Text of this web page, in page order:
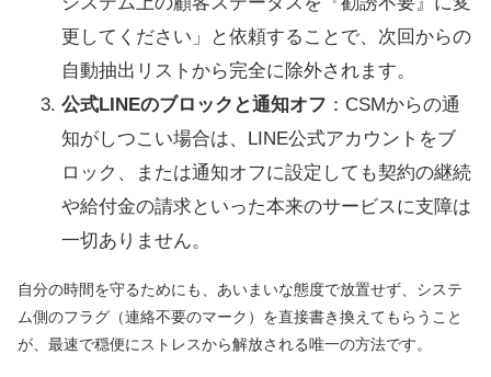
更してください」と依頼することで、次回からの
自動抽出リストから完全に除外されます。
公式LINEのブロックと通知オフ ：CSMからの通
知がしつこい場合は、LINE公式アカウントをブ
ロック、または通知オフに設定しても契約の継続
や給付金の請求といった本来のサービスに支障は
一切ありません。
自分の時間を守るためにも、あいまいな態度で放置せず、システ
ム側のフラグ（連絡不要のマーク）を直接書き換えてもらうこと
が、最速で穏便にストレスから解放される唯一の方法です。